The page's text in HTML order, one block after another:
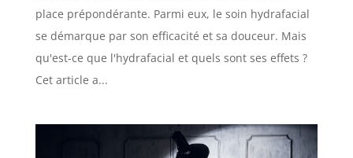
place prépondérante. Parmi eux, le soin hydrafacial
se démarque par son efficacité et sa douceur. Mais
qu'est-ce que l'hydrafacial et quels sont ses effets ?
Cet article a...